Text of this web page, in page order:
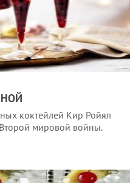
коктейлей Кир Ройял
мировой войны.